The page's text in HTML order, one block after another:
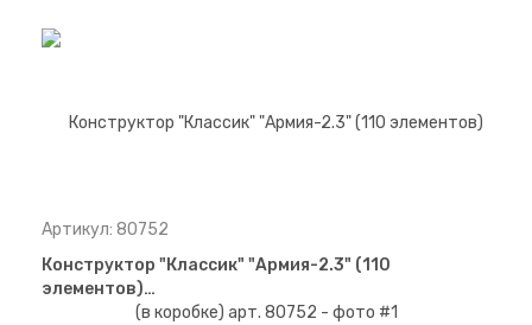
Артикул: 80752
Конструктор "Классик" "Армия-2.3" (110
элементов)…